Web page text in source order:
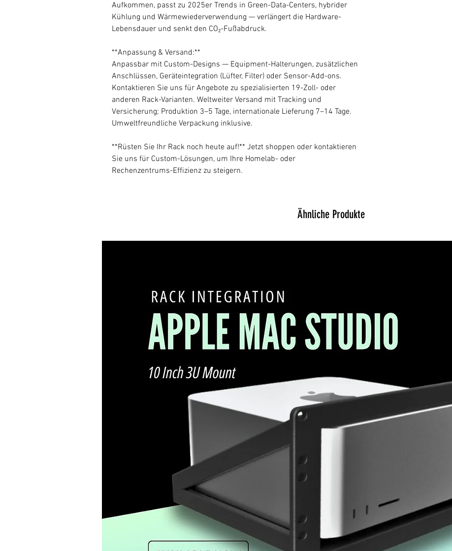
Aufkommen, passt zu 2025er Trends in Green-Data-Centers, hybrider
Kühlung und Wärmewiederverwendung — verlängert die Hardware-
Lebensdauer und senkt den CO₂-Fußabdruck.
**Anpassung & Versand:**
Anpassbar mit Custom-Designs — Equipment-Halterungen, zusätzlichen
Anschlüssen, Geräteintegration (Lüfter, Filter) oder Sensor-Add-ons.
Kontaktieren Sie uns für Angebote zu spezialisierten 19-Zoll- oder
anderen Rack-Varianten. Weltweiter Versand mit Tracking und
Versicherung; Produktion 3–5 Tage, internationale Lieferung 7–14 Tage.
Umweltfreundliche Verpackung inklusive.
**Rüsten Sie Ihr Rack noch heute auf!** Jetzt shoppen oder kontaktieren
Sie uns für Custom-Lösungen, um Ihre Homelab- oder
Rechenzentrums-Effizienz zu steigern.
Ähnliche Produkte